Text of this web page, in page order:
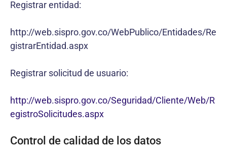
Registrar entidad:
http://web.sispro.gov.co/WebPublico/Entidades/Re
gistrarEntidad.aspx
Registrar solicitud de usuario:
http://web.sispro.gov.co/Seguridad/Cliente/Web/R
egistroSolicitudes.aspx
Control de calidad de los datos